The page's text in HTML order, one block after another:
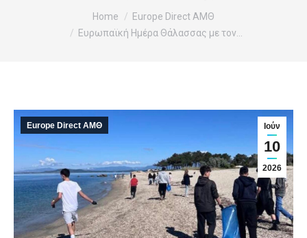
Home
Europe Direct ΑΜΘ
Ευρωπαϊκή Ημέρα Θάλασσας με τον…
Ιούν
10
2026
Europe Direct ΑΜΘ